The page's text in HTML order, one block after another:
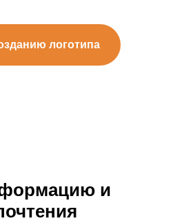
логотипа
и